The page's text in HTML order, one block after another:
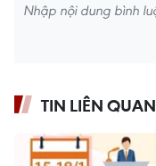
TIN LIÊN QUAN